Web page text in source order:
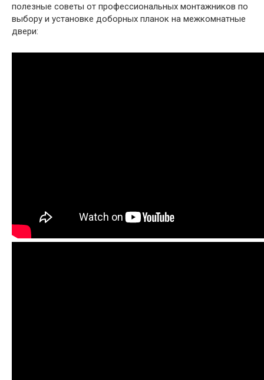
полезные советы от профессиональных монтажников по
выбору и установке доборных планок на межкомнатные
двери: